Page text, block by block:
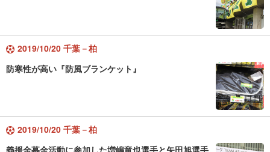
2019/10/20 千葉－柏
防寒性が高い『防風ブランケット』
2019/10/20 千葉－柏
義援金募金活動に参加した増嶋竜也選手と矢田旭選手